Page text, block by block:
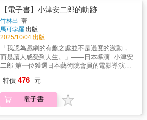
技術是被貧窮逼出來的。」——圓谷英二，特
效導演 音樂、雕塑、鋼絲、畫雲、畫射線、穿
怪獸裝……讓想像裡的哥吉拉，在銀幕上活起
來 哥吉拉的破壞與戰鬥始於劇本頁面上的文
字，但讓它在銀幕上活起來要經過一個漫長流
程，第一步就是製作設計，製作電影時一個重
要但經常被低估的層面。設計草圖指定每個角
色的外型，布景設計指出模型布景的格局，而
分鏡表以圖畫代表電影流程，依序捕捉每個鏡
讓怪獸們踩扁或砸爛，還有崩毀的道路、岩石
群地質構造；鋼絲組又稱操作團隊，不只操作
拉頓、王者基多拉和摩斯拉等飛行怪獸，也操
攝，就開始感覺到潛力。」《哥吉拉》的製作
結束後，東寶在海上為這隻怪獸舉行了假喪
禮。電影的主角群和（無人的）哥吉拉裝，在
卡車上經過東京的街道，沿路向困惑的群眾揮
手。雖然商業上成功又有技術面成就，本片只
被當作怪獸電影而非嚴肅的作品。三島由紀夫
是少數讚美其中訊息的作家，形容本片「有批
評文明的力量」。1954年電影雜誌《電影旬
報》出版的影評彙整〈日本十大最佳電影〉
裡，《哥吉拉》根本擠不進前二十名。然而，
電影學者與影評人的接納與欣賞慢慢增加。三
十五年後，同一本雜誌發表日本影史最佳電影
也像無數創作者一樣，反覆詰問思索：「當夢
想與現實發生碰撞，我究竟是誰？」 在自
傳《觀景窗》中，朱浩偉首次將鏡頭對準自
己，運用高明的電影運鏡手法，以及真誠的筆
觸，娓娓道出一段普世性的故事── 當夢想
與現實衝突時，該如何思索其意義？ 身處
瞬息萬變的世界，怎樣才能找到屬於自己的成
功之路？ 在彩虹那一端，所有你敢做的
夢，最終都會成真。 只要擁抱完整的自
變，把自己的「故事」說出來，就能找到歸
屬，引領世界！ 朱浩偉透過坦率、真誠與
獨到的洞察，親述矽谷與好萊塢兩個世界的碰
觀念裡，左撇子是種禁忌；在師長眼中，這是
「不正常」。小小的迷信說法，層層連動下，
滾動出所謂的「傳統」，也催生了對女性角色
的刻板塑造。 以台北夜市為背景，一位單親媽
媽帶著兩個女兒離開鄉下，回到熟悉又陌生的
台北，在熱鬧夜市擺攤討生活。對媽媽來說，
夜市是生存戰場，對大女兒來說，夜市是讓她
界最讚的繽紛迷宮。全片以巧妙的拍片規劃與
調度，拍出了夜市的寫實百態，也拍出了一個
充滿生機的魔幻空間。 ▌國際獨立製片黃金組
導演、陳雨航 / 作家、傅天余 / 導演、詹正德 /
資深影評人、聞天祥 / 資深影評人——聯合推
薦 從出道作《懺悔之刃》，到知名的紀子
三部曲——《晚春》、《東京物語》、《秋刀
魚之味》，橫跨戰前、戰時與戰後體悟，小津
安二郎歷經四十年的創作歲月，留下了五十四
部風格獨具的作品。他堅持「藝術要聽從自己
的聲音」，在動盪的年代裡，以異常緩慢的步
調，同時講究構圖、視線、仰角鏡頭與空鏡頭
然而，在那看似平靜的家庭場景中，卻潛
藏著對死亡的凝視、對變動時代的憂傷與對人
性幽微的執著追問。他筆下的家庭劇，不只是
【電子書】小津安二郎的軌跡
竹林出 著
馬可孛羅 出版
2025/10/04 出版
「我認為戲劇的有趣之處並不是過度的激動，
而是讓人感受到人生。」——日本導演 小津安
二郎 第一位獲選日本藝術院會員的電影導演創
田洋次、文・溫德斯、李安、侯孝賢等國際名
導尊崇備至日本一代巨匠小津安二郎 最全面
解析・永恆典藏版｜小津迷必收經典！｜◎珍
特價 476 元
電子書